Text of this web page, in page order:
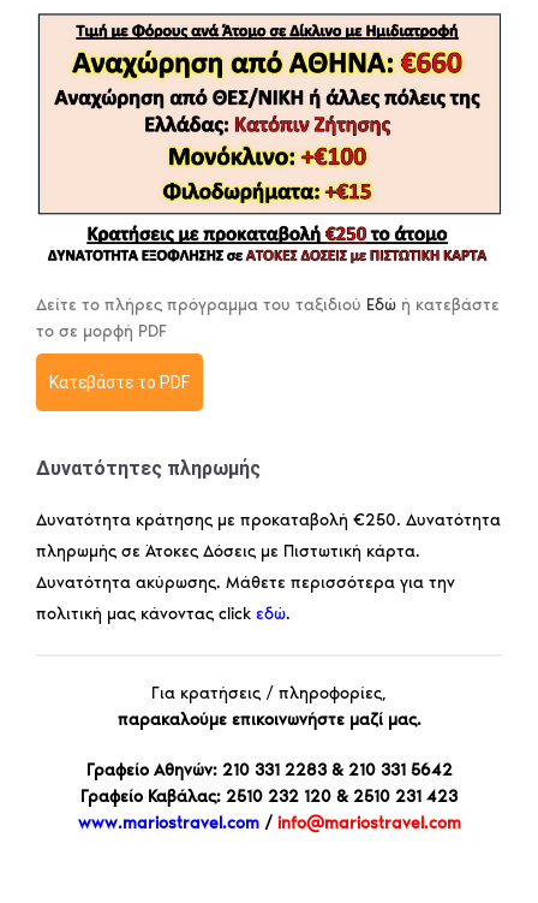
Δείτε το πλήρες πρόγραμμα του ταξιδιού Εδώ ή κατεβάστε
το σε μορφή PDF
Κατεβάστε το PDF
Δυνατότητες πληρωμής
Δυνατότητα κράτησης με προκαταβολή €250. Δυνατότητα
πληρωμής σε Άτοκες Δόσεις με Πιστωτική κάρτα.
Δυνατότητα ακύρωσης. Μάθετε περισσότερα για την
πολιτική μας κάνοντας click εδώ.
Για κρατήσεις / πληροφορίες,
παρακαλούμε επικοινωνήστε μαζί μας.
Γραφείο Αθηνών: 210 331 2283 & 210 331 5642
Γραφείο Καβάλας: 2510 232 120 & 2510 231 423
www.mariostravel.com /info@mariostravel.com